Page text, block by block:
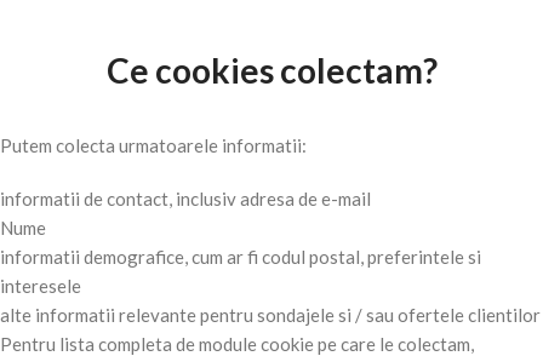
Ce cookies colectam?
Putem colecta urmatoarele informatii:
informatii de contact, inclusiv adresa de e-mail
Nume
informatii demografice, cum ar fi codul postal, preferintele si
interesele
alte informatii relevante pentru sondajele si / sau ofertele clientilor
Pentru lista completa de module cookie pe care le colectam,